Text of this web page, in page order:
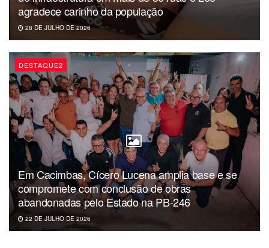
agradece carinho da população
28 DE JULHO DE 2026
DESTAQUE2
Em Cacimbas, Cícero Lucena amplia base e se
compromete com conclusão de obras
abandonadas pelo Estado na PB-246
22 DE JULHO DE 2026